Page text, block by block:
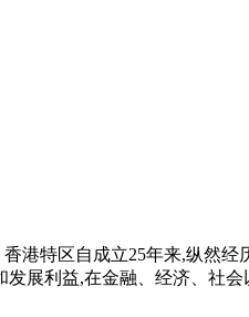
港特区自成立25年来,纵然经
发展利益,在金融 、经济、社